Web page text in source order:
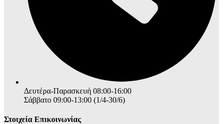
Δευτέρα-Παρασκευή 08:00-16:00
Σάββατο 09:00-13:00 (1/4-30/6)
Στοιχεία Επικοινωνίας